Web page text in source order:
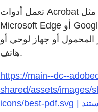
تعمل أدوات Acrobat عبر الإنترنت على أي مستعرض، مثل
Microsoft Edge أو Google Chrome. حتى يمكنك استخدامها
المحمول أو جهاز لوحي أو
هاتف.
https://main--dc--
shared/assets/images/
icons/best-pdf.svg | رسم لمستند PDF يوضح كيف تقدم